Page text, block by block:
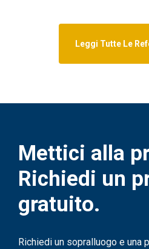
Leggi Tutte Le
Mettici alla
Richiedi un
gratuito.
Richiedi un sopralluogo e una